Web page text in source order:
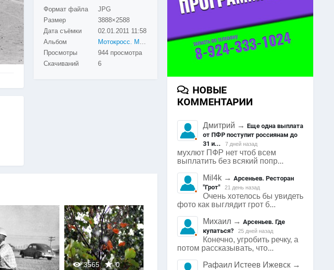
Формат файла
JPG
Размер
3888×2588
Дата съёмки
02.01.2011 11:58
Альбом
Мотокросс. Мотобол. История города Арсеньев
Просмотры
944 просмотра
Скачиваний
6
3565
0
0
3640
0
НОВЫЕ
КОММЕНТАРИИ
Дмитрий →Еще одна выплата
от ПФР поступит россиянам до
31 и...
7 дней назад
мухлют ПФР нет чтоб всем
выплатить без всякий попр...
Mil4k →Арсеньев. Ресторан
"Грот"
21 день назад
Очень хотелось бы увидеть
фото как выглядит грот б...
Михаил →Арсеньев. Где
купаться?
25 дней назад
Конечно, угробить речку, а
потом рассказывать, что...
Рафаил Истеев Ижевск →